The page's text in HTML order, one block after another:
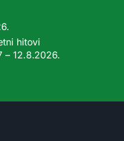
hitovi
– 12.8.2026.